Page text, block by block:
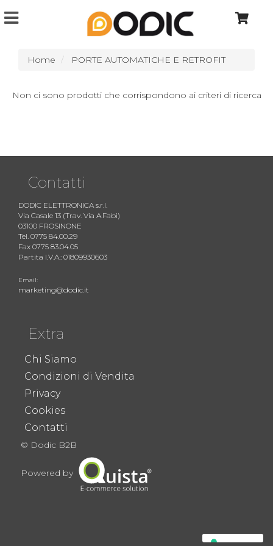
Home PORTE AUTOMATICHE E RETROFIT
Non ci sono prodotti che corrispondono ai criteri di ricerca
Contatti
DODIC ELETTRONICA s.r.l.
Via Casale 13 (Trav. Via A.Fabi)
03100 FROSINONE
Tel. 0775 84.00.29
Fax 0775 83.04.05
Partita I.V.A.: 01809930603
Email:
marketing@dodic.it
Extra
Chi Siamo
Condizioni di Vendita
Privacy
Cookies
Contatti
© Dodic B2B
Powered by